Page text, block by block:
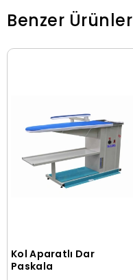
Benzer Ürünler
Sepete Ekle
Kol Aparatlı Dar
Paskala